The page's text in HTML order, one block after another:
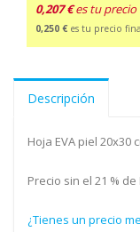
0,207 € es tu precio
0,250 € es tu precio
Descripción
Hoja EVA piel 20x30
Precio sin el 21 % de
¿Tienes un precio